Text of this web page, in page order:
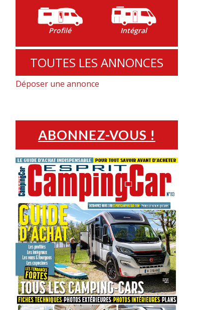
Profilé Intégral
TOUTES LES ANNONCES
Déposer une annonce
ABONNEZ-VOUS !